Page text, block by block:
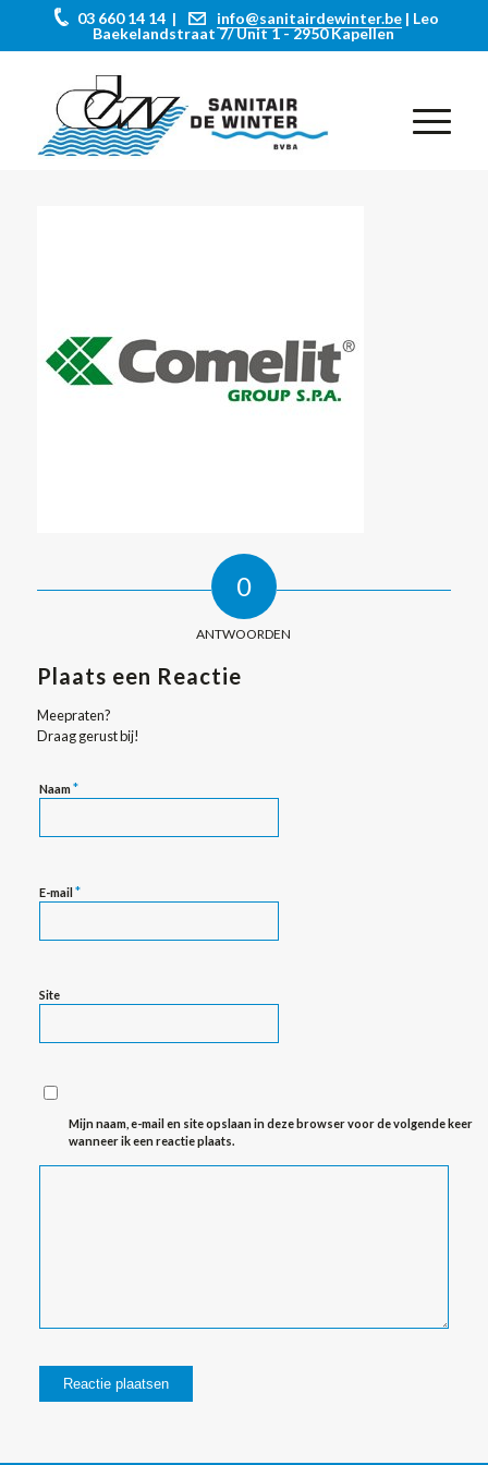
03 660 14 14 | info@sanitairdewinter.be| Leo
Baekelandstraat 7/ Unit 1 - 2950 Kapellen
0
ANTWOORDEN
Plaats een Reactie
Meepraten?
Draag gerust bij!
Naam*
E-mail*
Site
Mijn naam, e-mail en site opslaan in deze browser voor de volgende keer
wanneer ik een reactie plaats.